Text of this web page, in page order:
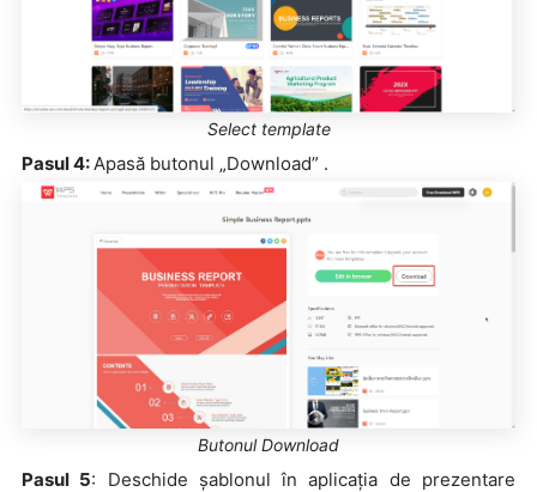
Select template
Pasul 4:Apasă butonul „Download” .
Butonul Download
Pasul 5: Deschide șablonul în aplicația de prezentare